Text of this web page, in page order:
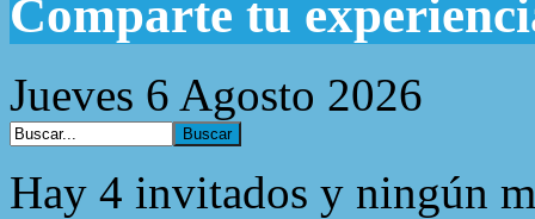
Comparte tu
Jueves 6 Agosto 2026
Hay 4 invitados y ningún